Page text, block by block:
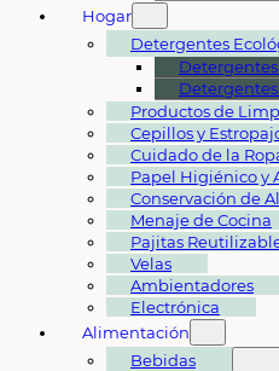
Hogar
Detergentes
Productos de
Cepillos y
Cuidado de la
Papel Higiénico y
Conservación de
Menaje de Cocina
Pajitas
Velas
Ambientadores
Electrónica
Alimentación
Bebidas